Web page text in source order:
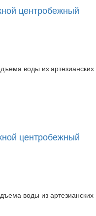
центробежный
воды из артезианских
центробежный
воды из артезианских